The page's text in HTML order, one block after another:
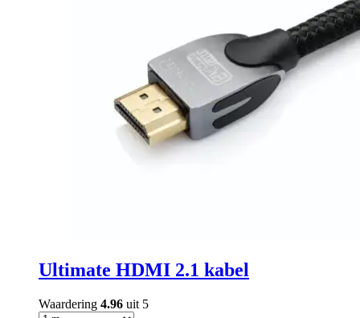
productpagina
Ultimate HDMI 2.1 kabel
Waardering 4.96 uit 5